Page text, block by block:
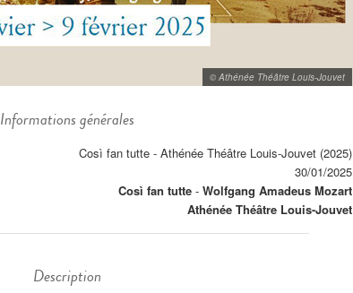
© Athénée Théâtre Louis-Jouvet
Informations générales
Così fan tutte - Athénée Théâtre Louis-Jouvet (2025)
30/01/2025
Così fan tutte - Wolfgang Amadeus Mozart
Athénée Théâtre Louis-Jouvet
Description